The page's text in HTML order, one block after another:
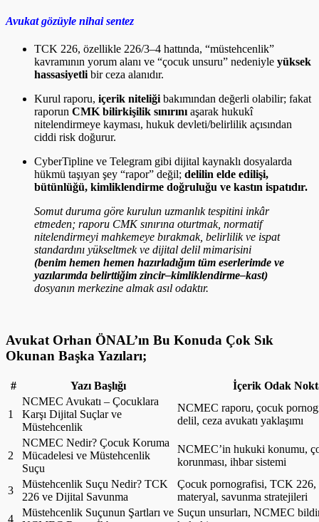
Avukat gözüyle nihai sentez
TCK 226, özellikle 226/3–4 hattında, “müstehcenlik”
kavramının yorum alanı ve “çocuk unsuru” nedeniyle yüksek
hassasiyetlibir ceza alanıdır.
Kurul raporu, içerik niteliğibakımından değerli olabilir; fakat
raporun CMK bilirkişilik sınırınıaşarak hukukî
nitelendirmeye kayması, hukuk devleti/belirlilik açısından
ciddi risk doğurur.
CyberTipline ve Telegram gibi dijital kaynaklı dosyalarda
hükmü taşıyan şey “rapor” değil; delilin elde edilişi,
bütünlüğü, kimliklendirme doğruluğu ve kastın ispatıdır.
Somut duruma göre kurulun uzmanlık tespitini inkâr
etmeden; raporu CMK sınırına oturtmak, normatif
nitelendirmeyi mahkemeye bırakmak, belirlilik ve ispat
standardını yükseltmek ve dijital delil mimarisini
(benim hemen hemen hazırladığım tüm eserlerimde ve
yazılarımda belirttiğim zincir–kimliklendirme–kast)
dosyanın merkezine almak asıl odaktır.
Avukat Orhan ÖNAL’ın Bu Konuda Çok Sık
Okunan Başka Yazıları;
# Yazı Başlığı İçerik Odak
1
NCMEC Avukatı – Çocuklara
Karşı Dijital Suçlar ve
Müstehcenlik
NCMEC raporu, çocuk
delil, ceza avukatı yaklaşımı
2
NCMEC Nedir? Çocuk Koruma
Mücadelesi ve Müstehcenlik
Suçu
NCMEC’in hukuki konumu,
korunması, ihbar sistemi
3
Müstehcenlik Suçu Nedir? TCK
226 ve Dijital Savunma
Çocuk pornografisi, TCK
materyal, savunma stratejileri
4
Müstehcenlik Suçunun Şartları ve Suçun unsurları, NCMEC